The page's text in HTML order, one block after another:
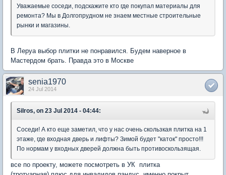
Уважаемые соседи, подскажите кто где покупал материалы для
ремонта? Мы в Долгопрудном не знаем местные строительные
рынки и магазины.
В Леруа выбор плитки не понравился. Будем наверное в
Мастердом брать. Правда это в Москве
senia1970
24 Jul 2014
Silros, on 23 Jul 2014 - 04:44:
Соседи! А кто еще заметил, что у нас очень скользкая плитка на 1
этаже, где входная дверь и лифты? Зимой будет "каток" просто!!!
По нормам у входных дверей должна быть противоскользящая.
все по проекту, можете посмотреть в УК плитка